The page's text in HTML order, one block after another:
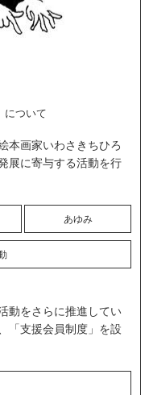
について
本画家いわさきちひろ
展に寄与する活動を行
あゆみ
動をさらに推進してい
「支援会員制度」を設